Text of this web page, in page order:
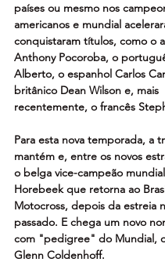
países ou mesmo nos
americanos e mundial
conquistaram títulos, como o
Anthony Pocoroba, o
Alberto, o espanhol Carlos
britânico Dean Wilson e, mais
recentemente, o francês
Para esta nova temporada, a
mantém e, entre os novos
o belga vice-campeão
Horebeek que retorna ao
Motocross, depois da estreia
passado. E chega um novo
com "pedigree" do Mundial,
Glenn Coldenhoff.